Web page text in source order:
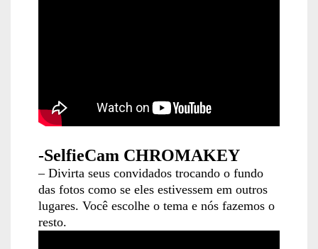
-SelfieCam CHROMAKEY
– Divirta seus convidados trocando o fundo
das fotos como se eles estivessem em outros
lugares. Você escolhe o tema e nós fazemos o
resto.